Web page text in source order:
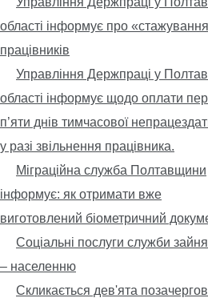
області інформує про
працівників
Управління Держпраці у
області інформує щодо оплати
п’яти днів тимчасової
у разі звільнення працівника.
Міграційна служба Полтавщини
інформує: як отримати вже
виготовлений біометричний
Соціальні послуги служби
– населенню
Скликається дев'ята